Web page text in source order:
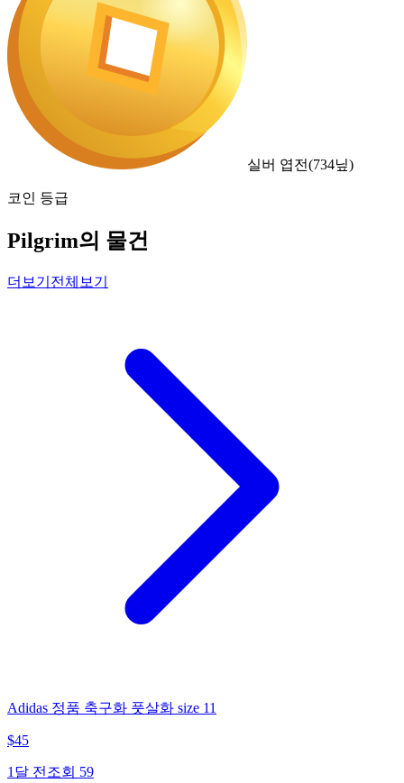
실버 엽전(734닢)
코인 등급
Pilgrim의 물건
더보기 전체보기
Adidas 정품 축구화 풋살화 size 11
$45
1달 전 조회 59